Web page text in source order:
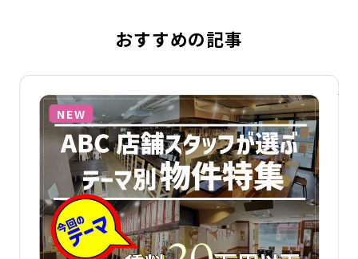
おすすめの記事
細を見る
NEW